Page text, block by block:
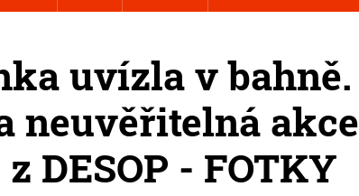
uvízla v bahně.
neuvěřitelná akce
DESOP - FOTKY